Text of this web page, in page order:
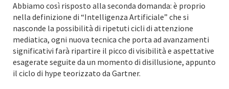
Abbiamo così risposto alla seconda domanda: è proprio
nella definizione di “Intelligenza Artificiale” che si
nasconde la possibilità di ripetuti cicli di attenzione
mediatica, ogni nuova tecnica che porta ad avanzamenti
significativi farà ripartire il picco di visibilità e aspettative
esagerate seguite da un momento di disillusione, appunto
il ciclo di hype teorizzato da Gartner.